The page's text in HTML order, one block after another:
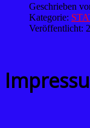
Geschrieben
Kategorie:
Veröffentlicht: